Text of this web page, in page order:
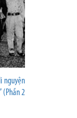
nguyện
(Phần 2